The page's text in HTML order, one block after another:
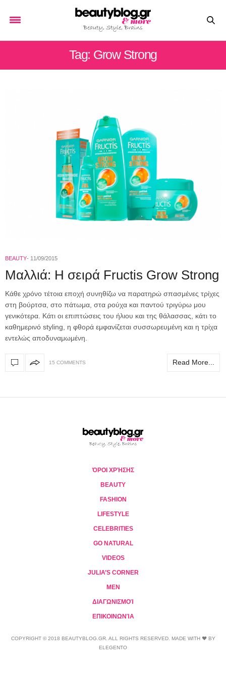
Tag: Grow Strong
BEAUTY 11/09/2015
Mαλλιά: Η σειρά Fructis Grow Strong
Κάθε χρόνο τέτοια εποχή συνηθίζω να παρατηρώ σπασμένες τρίχες
στη βούρτσα, στο πάτωμα, στα ρούχα και παντού τριγύρω μου
γενικότερα. Κάτι οι επιπτώσεις του ήλιου και της θάλασσας, κάτι το
καθημερινό styling, η φθορά εμφανίζεται συσσωρευμένη και η τρίχα
εντελώς αποδυναμωμένη.
15 COMMENTS Read More...
ΌΡΟΙ ΧΡΉΣΗΣ
BEAUTY
FASHION
LIFESTYLE
CELEBRITIES
GO NATURAL
VIDEOS
JULIA’S CORNER
MEN
ΔΙΑΓΩΝΙΣΜΟΊ
ΕΠΙΚΟΙΝΩΝΊΑ
COPYRIGHT © 2018 BEAUTYBLOG.GR. ALL RIGHTS RESERVED. MADE WITH ❤ BY
ELEGENTO